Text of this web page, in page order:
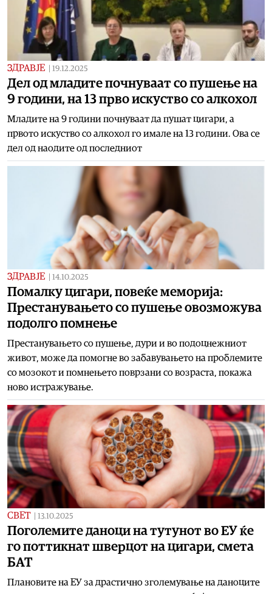
ЗДРАВЈЕ 19.12.2025
Дел од младите почнуваат со пушење на
9 години, на 13 прво искуство со алкохол
Младите на 9 години почнуваат да пушат цигари, а
првото искуство со алкохол го имале на 13 години. Ова се
дел од наодите од последниот
ЗДРАВЈЕ 14.10.2025
Помалку цигари, повеќе меморија:
Престанувањето со пушење овозможува
подолго помнење
Престанувањето со пушење, дури и во подоцнежниот
живот, може да помогне во забавувањето на проблемите
со мозокот и помнењето поврзани со возраста, покажа
ново истражување.
СВЕТ 13.10.2025
Поголемите даноци на тутунот во ЕУ ќе
го поттикнат шверцот на цигари, смета
БАТ
Плановите на ЕУ за драстично зголемување на даноците